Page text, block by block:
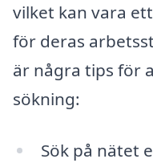
vilket kan vara
för deras
är några tips för
sökning:
Sök på nätet